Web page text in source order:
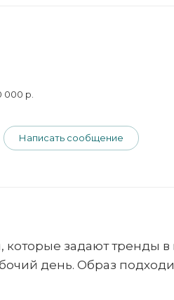
000 р.
Написать сообщение
которые задают тренды
день. Образ